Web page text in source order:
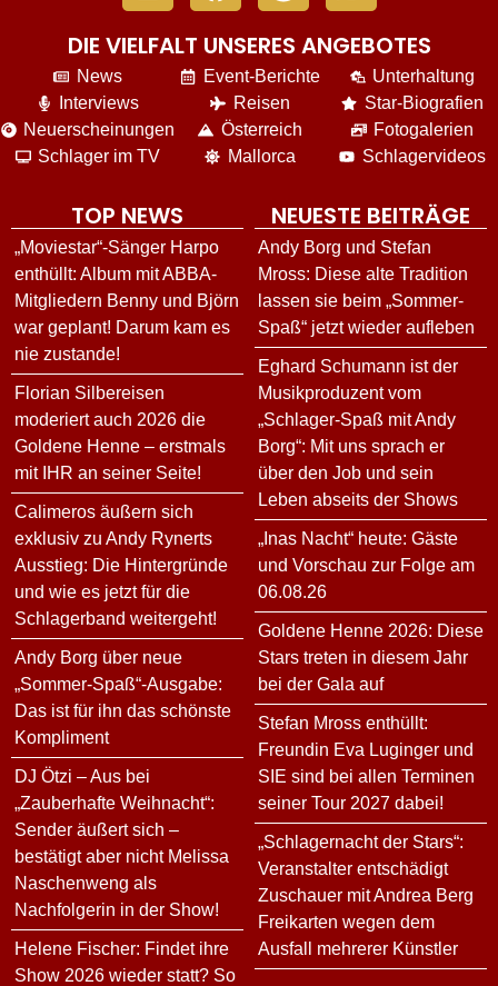
DIE VIELFALT UNSERES ANGEBOTES
News
Interviews
Neuerscheinungen
Schlager im TV
Event-Berichte
Reisen
Österreich
Mallorca
Unterhaltung
Star-Biografien
Fotogalerien
Schlagervideos
TOP NEWS
„Moviestar“-Sänger Harpo
enthüllt: Album mit ABBA-
Mitgliedern Benny und Björn
war geplant! Darum kam es
nie zustande!
Florian Silbereisen
moderiert auch 2026 die
Goldene Henne – erstmals
mit IHR an seiner Seite!
Calimeros äußern sich
exklusiv zu Andy Rynerts
Ausstieg: Die Hintergründe
und wie es jetzt für die
Schlagerband weitergeht!
Andy Borg über neue
„Sommer-Spaß“-Ausgabe:
Das ist für ihn das schönste
Kompliment
DJ Ötzi – Aus bei
„Zauberhafte Weihnacht“:
Sender äußert sich –
bestätigt aber nicht Melissa
Naschenweng als
Nachfolgerin in der Show!
Helene Fischer: Findet ihre
Show 2026 wieder statt? So
NEUESTE BEITRÄGE
Andy Borg und Stefan
Mross: Diese alte Tradition
lassen sie beim „Sommer-
Spaß“ jetzt wieder aufleben
Eghard Schumann ist der
Musikproduzent vom
„Schlager-Spaß mit Andy
Borg“: Mit uns sprach er
über den Job und sein
Leben abseits der Shows
„Inas Nacht“ heute: Gäste
und Vorschau zur Folge am
06.08.26
Goldene Henne 2026: Diese
Stars treten in diesem Jahr
bei der Gala auf
Stefan Mross enthüllt:
Freundin Eva Luginger und
SIE sind bei allen Terminen
seiner Tour 2027 dabei!
„Schlagernacht der Stars“:
Veranstalter entschädigt
Zuschauer mit Andrea Berg
Freikarten wegen dem
Ausfall mehrerer Künstler